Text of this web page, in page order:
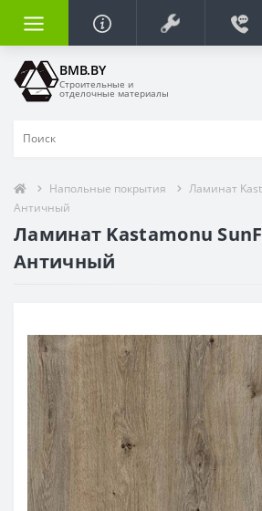
BMB.BY
Строительные и
отделочные материалы
Напольные покрытия
Ламинат
Античный
Ламинат Kastamonu
Античный